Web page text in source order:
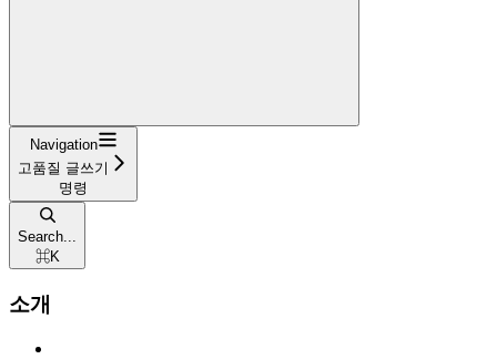
Navigation
고품질 글쓰기
명령
Search...
⌘K
소개